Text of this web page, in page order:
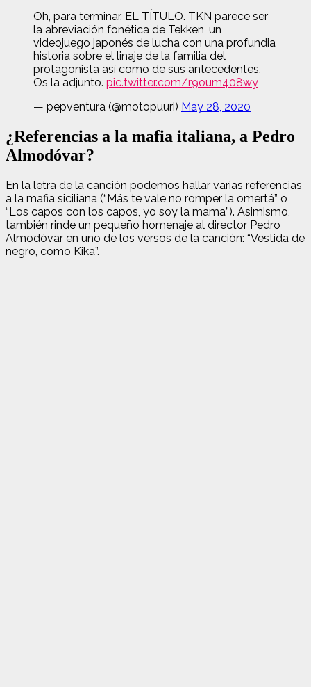
Oh, para terminar, EL TÍTULO. TKN parece ser
la abreviación fonética de Tekken, un
videojuego japonés de lucha con una profundia
historia sobre el linaje de la familia del
protagonista así como de sus antecedentes.
Os la adjunto. pic.twitter.com/r9oum408wy
— pepventura (@motopuuri) May 28, 2020
¿Referencias a la mafia italiana, a Pedro
Almodóvar?
En la letra de la canción podemos hallar varias referencias
a la mafia siciliana (“Más te vale no romper la omertá” o
“Los capos con los capos, yo soy la mama”). Asimismo,
también rinde un pequeño homenaje al director Pedro
Almodóvar en uno de los versos de la canción: “Vestida de
negro, como Kika”.